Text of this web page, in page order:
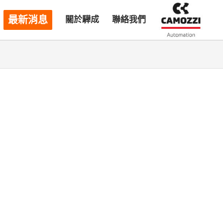
最新消息 關於驊成 聯絡我們